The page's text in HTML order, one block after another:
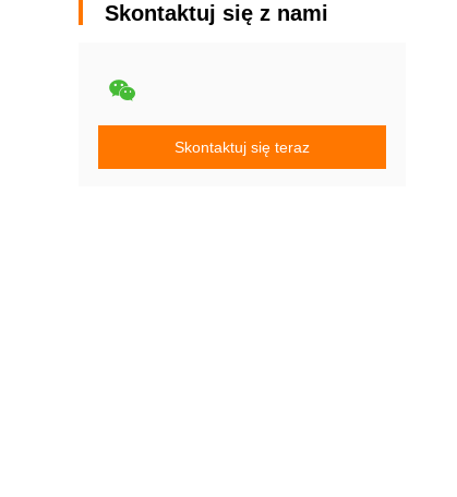
Skontaktuj się z nami
Skontaktuj się teraz